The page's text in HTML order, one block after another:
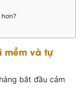
mềm và tự
bắt đầu cảm